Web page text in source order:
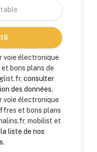
voie électronique
bons plans de
consulter
des données.
voie électronique
et bons plans
mobilist et
liste de nos